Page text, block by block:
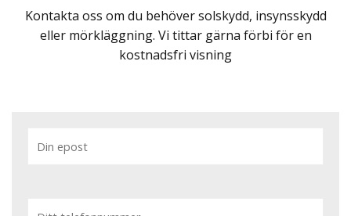
Kontakta oss om du behöver solskydd, insynsskydd
eller mörkläggning. Vi tittar gärna förbi för en
kostnadsfri visning